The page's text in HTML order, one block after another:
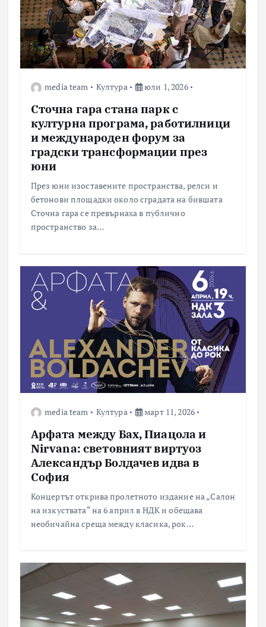
media team Култура юли 1, 2026
Сточна гара стана парк с
културна програма, работилници
и международен форум за
градски трансформации през
юни
През юни изоставените пространства, релси и
бетонови площадки около сградата на бившата
Сточна гара се превърнаха в публично
пространство за…
media team Култура март 11, 2026
Арфата между Бах, Пиацола и
Nirvana: световният виртуоз
Александър Болдачев идва в
София
Концертът открива пролетното издание на „Салон
на изкуствата“ на 6 април в НДК и обещава
необичайна среща между класика, рок…